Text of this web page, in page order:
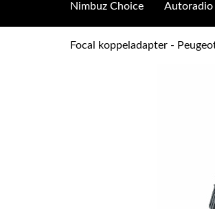
Nimbuz Choice Autoradio
Focal koppeladapter -